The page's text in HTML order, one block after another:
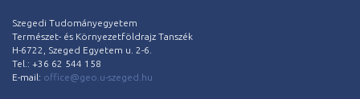
Szegedi Tudományegyetem
Természet- és Környezetföldrajz Tanszék
H-6722, Szeged Egyetem u. 2-6.
Tel.: +36 62 544 158
E-mail: office@geo.u-szeged.hu